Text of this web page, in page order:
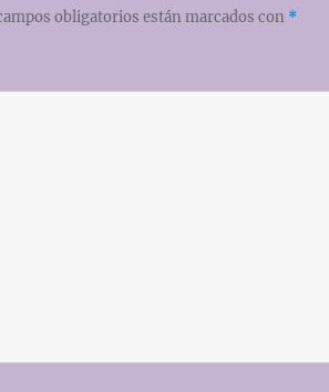
obligatorios están marcados con *